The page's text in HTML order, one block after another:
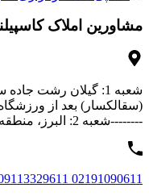
مشاورین املاک
شعبه 1: گیلان رشت
(سقالکسار) بعد از
--------شعبه 2: البرز، منطقه کردان، سهیلیه، خ ولیعصر، سنقرآباد
02191090611 09120259611-09113329611